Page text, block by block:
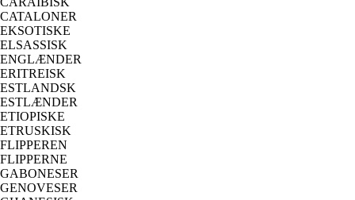
CATALONER
EKSOTISKE
ELSASSISK
ENGLÆNDER
ERITREISK
ESTLANDSK
ESTLÆNDER
ETIOPISKE
ETRUSKISK
FLIPPEREN
FLIPPERNE
GABONESER
GENOVESER